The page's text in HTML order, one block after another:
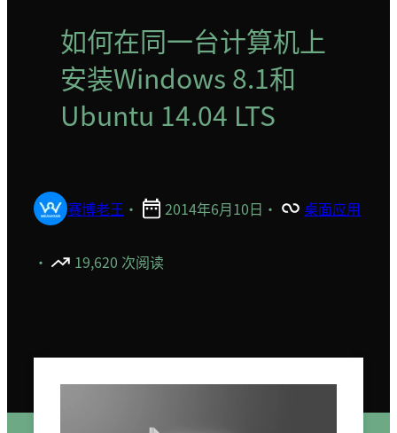
如何在同一台计算机上
安装Windows 8.1和
Ubuntu 14.04 LTS
赛博老王 · 2014年6月10日 · 桌面应用
· 19,620 次阅读